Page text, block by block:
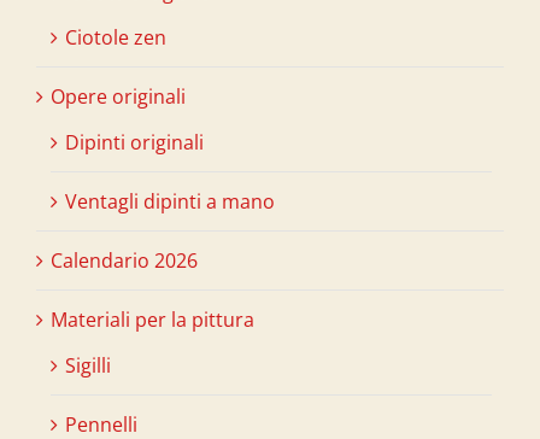
Ciotole zen
Opere originali
Dipinti originali
Ventagli dipinti a mano
Calendario 2026
Materiali per la pittura
Sigilli
Pennelli